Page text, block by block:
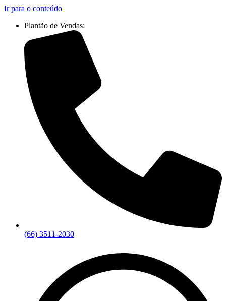
Ir para o conteúdo
Plantão de Vendas:
(66) 3511-2030